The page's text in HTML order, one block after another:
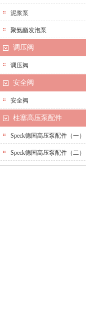
泥浆泵
聚氨酯发泡泵
调压阀
调压阀
安全阀
安全阀
柱塞高压泵配件
Speck德国高压泵配件（一）
Speck德国高压泵配件（二）